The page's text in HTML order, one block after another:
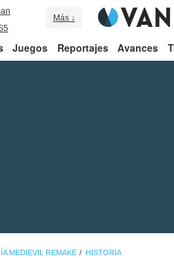
Más ↓
Juegos Reportajes Avances
MEDIEVIL REMAKE HISTORIA